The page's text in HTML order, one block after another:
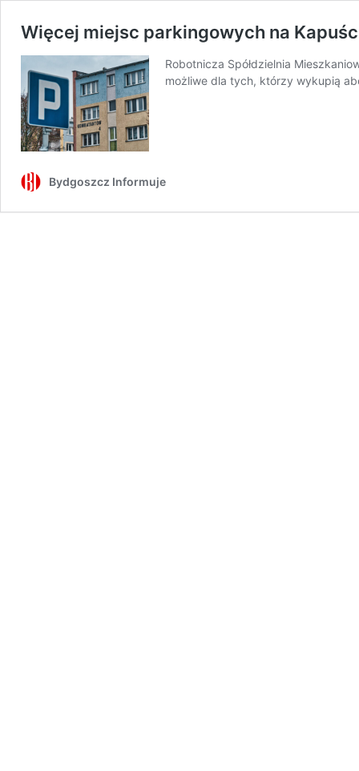
Więcej miejsc parkingowych na
Robotnicza Spółdzielnia
możliwe dla tych, którzy wykupią
Bydgoszcz Informuje